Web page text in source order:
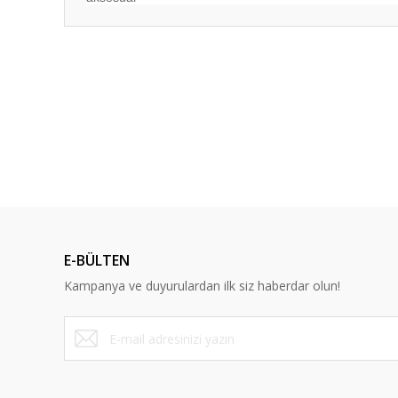
E-BÜLTEN
Kampanya ve duyurulardan ilk siz haberdar olun!